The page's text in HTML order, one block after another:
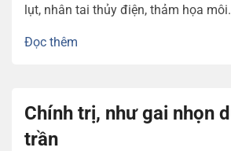
lụt, nhân tai thủy điện, thảm họa
Đọc thêm
Chính trị, như gai nhọn
trần